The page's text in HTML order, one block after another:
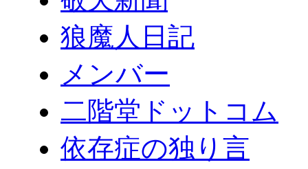
狼魔人日記
メンバー
二階堂ドットコム
依存症の独り言